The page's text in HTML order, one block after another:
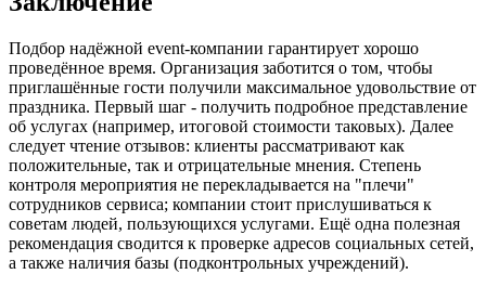
Подбор надёжной event-компании гарантирует хорошо
проведённое время. Организация заботится о том, чтобы
приглашённые гости получили максимальное удовольствие от
праздника. Первый шаг - получить подробное представление
об услугах (например, итоговой стоимости таковых). Далее
следует чтение отзывов: клиенты рассматривают как
положительные, так и отрицательные мнения. Степень
контроля мероприятия не перекладывается на "плечи"
сотрудников сервиса; компании стоит прислушиваться к
советам людей, пользующихся услугами. Ещё одна полезная
рекомендация сводится к проверке адресов социальных сетей,
а также наличия базы (подконтрольных учреждений).